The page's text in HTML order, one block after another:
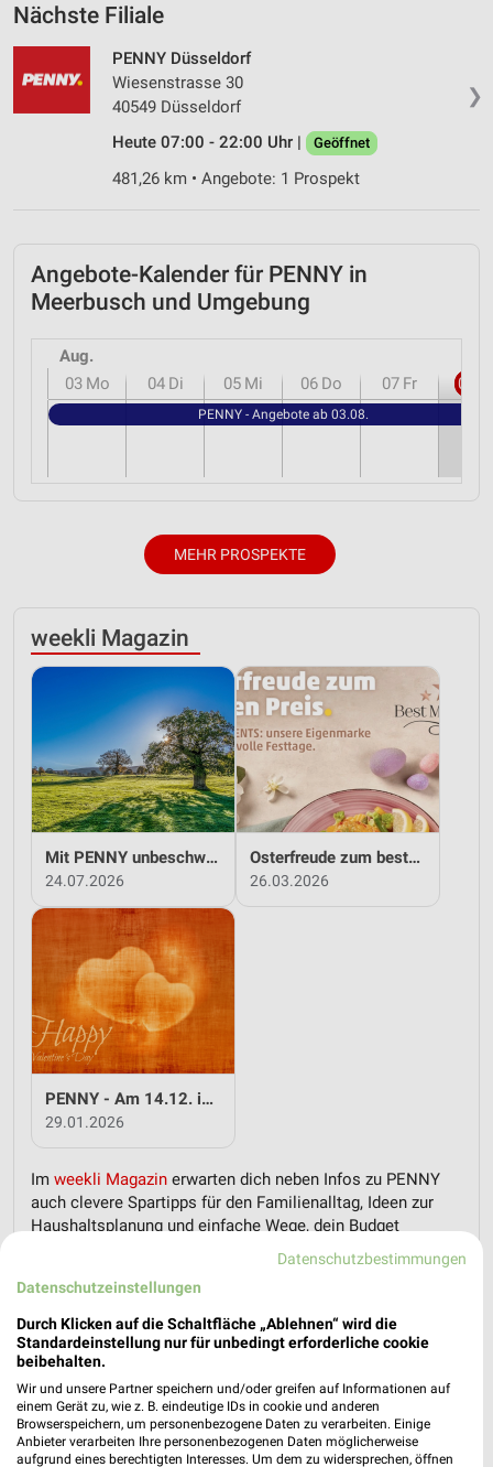
Nächste Filiale
❯
PENNY Düsseldorf
Wiesenstrasse 30
40549 Düsseldorf
Heute 07:00 - 22:00 Uhr |
Geöffnet
481,26 km • Angebote: 1 Prospekt
Angebote-Kalender für PENNY in
Meerbusch und Umgebung
Aug.
03 Mo 04 Di 05 Mi 06 Do 07 Fr 08
PENNY - Angebote ab 03.08.
MEHR PROSPEKTE
weekli Magazin
Mit PENNY unbeschwert in den Sommer!
24.07.2026
Osterfreude zum besten Preis - mit PENNY!
26.03.2026
PENNY - Am 14.12. ist Valentinstag
29.01.2026
Im weekli Magazin erwarten dich neben Infos zu PENNY
auch clevere Spartipps für den Familienalltag, Ideen zur
Haushaltsplanung und einfache Wege, dein Budget
weekli - Prospekte & Angebote App
Alle PENNY Angebote immer griffbereit – mit der kostenlosen
Datenschutzbestimmungen
Datenschutzeinstellungen
Durch Klicken auf die Schaltfläche „Ablehnen“ wird die
Standardeinstellung nur für unbedingt erforderliche cookie
beibehalten.
Wir und unsere Partner speichern und/oder greifen auf Informationen auf
einem Gerät zu, wie z. B. eindeutige IDs in cookie und anderen
Browserspeichern, um personenbezogene Daten zu verarbeiten. Einige
Anbieter verarbeiten Ihre personenbezogenen Daten möglicherweise
aufgrund eines berechtigten Interesses. Um dem zu widersprechen, öffnen